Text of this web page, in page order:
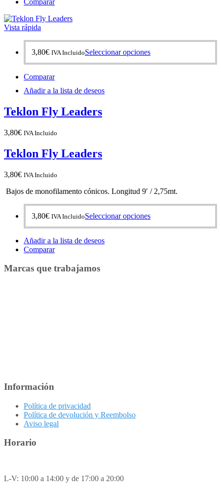
pueden
en
la
Comparar
Vista rápida
3,80€ IVA IncluidoSeleccionar opcionesEste
Comparar
Añadir a la lista de deseos
Teklon Fly Leaders
3,80€ IVA Incluido
Teklon Fly Leaders
3,80€ IVA Incluido
Bajos de monofilamento cónicos. Longitud 9′ / 2,75mt.
3,80€ IVA IncluidoSeleccionar opcionesEste
Añadir a la lista de deseos
Comparar
Marcas que trabajamos
Información
Política de privacidad
Política de devolución y Reembolso
Aviso legal
Horario
L-V: 10:00 a 14:00 y de 17:00 a 20:00